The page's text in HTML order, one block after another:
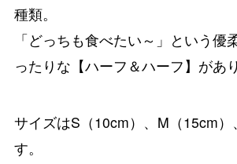
種類。
「どっちも食べたい～」という優
ったりな【ハーフ＆ハーフ】があ
サイズはS（10cm）、M（15cm
す。